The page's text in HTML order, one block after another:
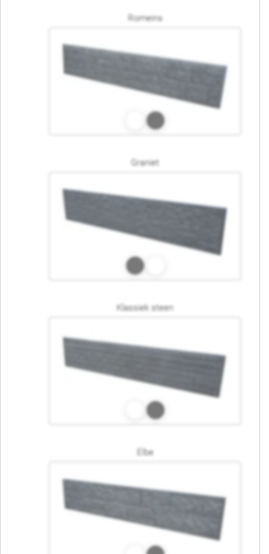
Romeins
Graniet
Klassiek steen
Elbe